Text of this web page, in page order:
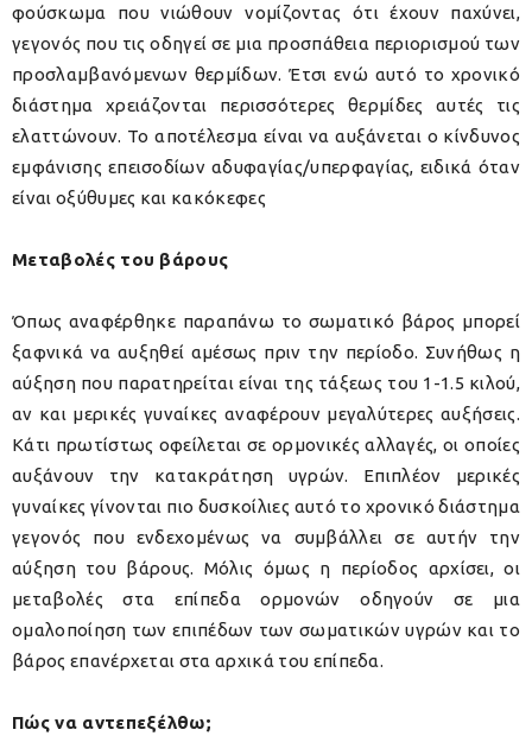
φούσκωμα που νιώθουν νομίζοντας ότι έχουν παχύνει,
γεγονός που τις οδηγεί σε μια προσπάθεια περιορισμού των
προσλαμβανόμενων θερμίδων. Έτσι ενώ αυτό το χρονικό
διάστημα χρειάζονται περισσότερες θερμίδες αυτές τις
ελαττώνουν. Το αποτέλεσμα είναι να αυξάνεται ο κίνδυνος
εμφάνισης επεισοδίων αδυφαγίας/υπερφαγίας, ειδικά όταν
είναι οξύθυμες και κακόκεφες
Μεταβολές του βάρους
Όπως αναφέρθηκε παραπάνω το σωματικό βάρος μπορεί
ξαφνικά να αυξηθεί αμέσως πριν την περίοδο. Συνήθως η
αύξηση που παρατηρείται είναι της τάξεως του 1-1.5 κιλού,
αν και μερικές γυναίκες αναφέρουν μεγαλύτερες αυξήσεις.
Κάτι πρωτίστως οφείλεται σε ορμονικές αλλαγές, οι οποίες
αυξάνουν την κατακράτηση υγρών. Επιπλέον μερικές
γυναίκες γίνονται πιο δυσκοίλιες αυτό το χρονικό διάστημα
γεγονός που ενδεχομένως να συμβάλλει σε αυτήν την
αύξηση του βάρους. Μόλις όμως η περίοδος αρχίσει, οι
μεταβολές στα επίπεδα ορμονών οδηγούν σε μια
ομαλοποίηση των επιπέδων των σωματικών υγρών και το
βάρος επανέρχεται στα αρχικά του επίπεδα.
Πώς να αντεπεξέλθω;